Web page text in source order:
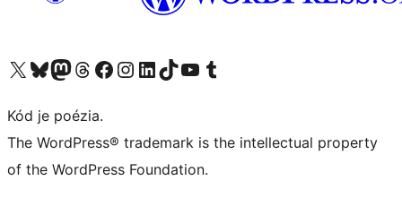
Navštívte náš účet na X (predtým Twitter)
Navštívte náš účet na platforme Bluesky
Navštívte náš účet na Mastodone
Navštívte náš účet na platforme Threads
Navštívte našu stránku na Facebooku
Navštívte náš účet Instagram
Navštívte náš účet LinkedIn
Navštívte náš účet na platforme TikTok
Navštívte náš kanál YouTube
Navštívte náš účet na platforme Tumblr
Kód je poézia.
The WordPress® trademark is the intellectual property
of the WordPress Foundation.